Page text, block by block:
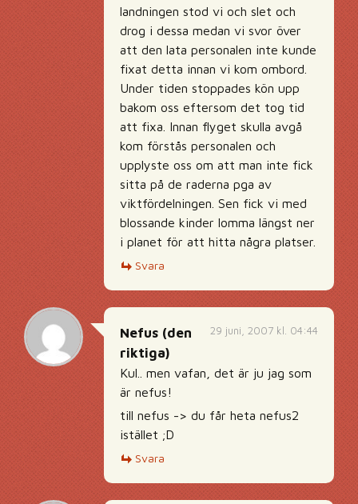
landningen stod vi och slet och
drog i dessa medan vi svor över
att den lata personalen inte kunde
fixat detta innan vi kom ombord.
Under tiden stoppades kön upp
bakom oss eftersom det tog tid
att fixa. Innan flyget skulla avgå
kom förstås personalen och
upplyste oss om att man inte fick
sitta på de raderna pga av
viktfördelningen. Sen fick vi med
blossande kinder lomma längst ner
i planet för att hitta några platser.
Svara
29 juni, 2007 kl. 04:44
Nefus (den
riktiga)
Kul.. men vafan, det är ju jag som
är nefus!
till nefus -> du får heta nefus2
istället ;D
Svara